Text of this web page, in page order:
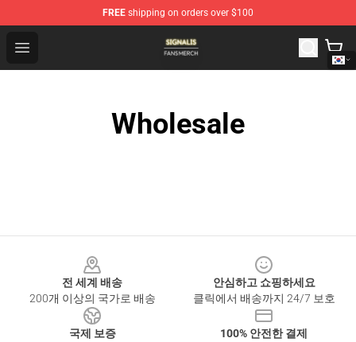
FREE shipping on orders over $100
Open menu
Signalis Shop - Official Signalis Merchandise Store
Wholesale
전 세계 배송
200개 이상의 국가로 배송
안심하고 쇼핑하세요
클릭에서 배송까지 24/7 보호
국제 보증
100% 안전한 결제